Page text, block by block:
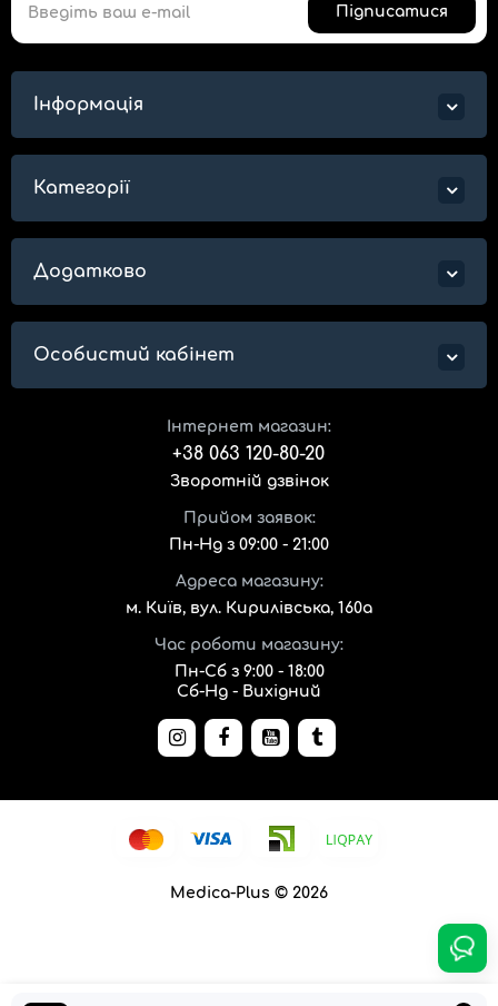
6796грн.
Підписатися
Інформація
Категорії
Додатково
Особистий кабінет
Інтернет магазин:
+38 063 120-80-20
Зворотній дзвінок
Прийом заявок:
Пн-Нд з 09:00 - 21:00
Адреса магазину:
м. Київ, вул. Кирилівська, 160а
Час роботи магазину:
Пн-Сб з 9:00 - 18:00
Сб-Нд - Вихідний
Medica-Plus © 2026